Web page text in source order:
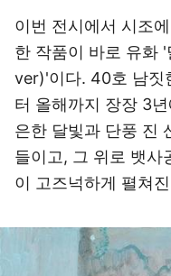
이번 전시에서 시조
한 작품이 바로 유화
ver)'이다. 40호 남짓
터 올해까지 장장 3
은한 달빛과 단풍 진
들이고, 그 위로 뱃사
이 고즈넉하게 펼쳐